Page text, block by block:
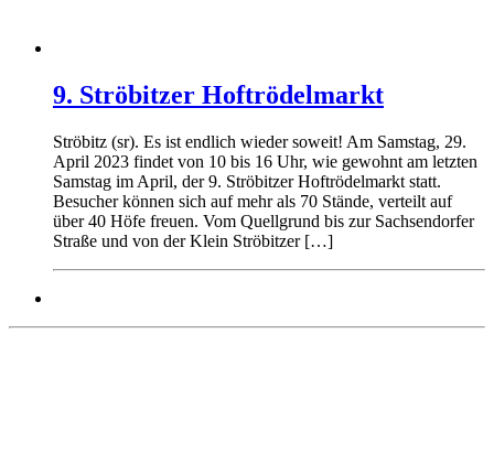
9. Ströbitzer Hoftrödelmarkt
Ströbitz (sr). Es ist endlich wieder soweit! Am Samstag, 29.
April 2023 findet von 10 bis 16 Uhr, wie gewohnt am letzten
Samstag im April, der 9. Ströbitzer Hoftrödelmarkt statt.
Besucher können sich auf mehr als 70 Stände, verteilt auf
über 40 Höfe freuen. Vom Quellgrund bis zur Sachsendorfer
Straße und von der Klein Ströbitzer […]